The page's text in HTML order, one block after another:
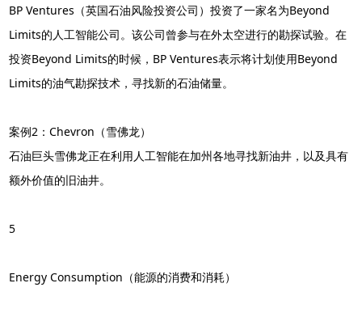
BP Ventures（英国石油风险投资公司）投资了一家名为Beyond
Limits的人工智能公司。该公司曾参与在外太空进行的勘探试验。在
投资Beyond Limits的时候，BP Ventures表示将计划使用Beyond
Limits的油气勘探技术，寻找新的石油储量。
案例2：Chevron（雪佛龙）
石油巨头雪佛龙正在利用人工智能在加州各地寻找新油井，以及具有
额外价值的旧油井。
5
Energy Consumption（能源的消费和消耗）